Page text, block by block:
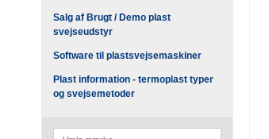
Salg af Brugt / Demo plast
svejseudstyr
Software til plastsvejsemaskiner
Plast information - termoplast typer
og svejsemetoder